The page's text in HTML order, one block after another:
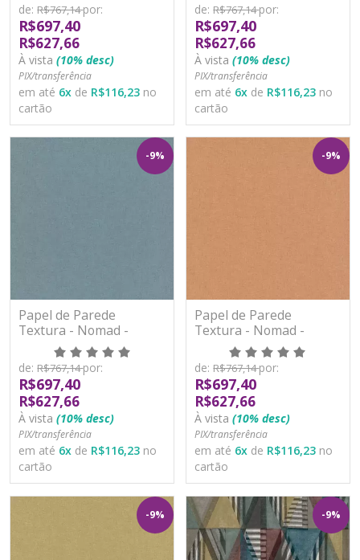
de: R$767,14por:
R$697,40
R$627,66
À vista (10% desc)
PIX/transferência
em até 6x de R$116,23 no
cartão
de: R$767,14por:
R$697,40
R$627,66
À vista (10% desc)
PIX/transferência
em até 6x de R$116,23 no
cartão
-9%
Papel de Parede
Textura - Nomad -
A51020 - Vinílico
de: R$767,14por:
R$697,40
R$627,66
À vista (10% desc)
PIX/transferência
em até 6x de R$116,23 no
cartão
-9%
Papel de Parede
Textura - Nomad -
A51021 - Vinílico
de: R$767,14por:
R$697,40
R$627,66
À vista (10% desc)
PIX/transferência
em até 6x de R$116,23 no
cartão
-9% -9%